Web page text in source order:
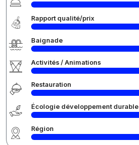
Rapport qualité/prix
Baignade
Activités / Animations
Restauration
Écologie développement durable
Région